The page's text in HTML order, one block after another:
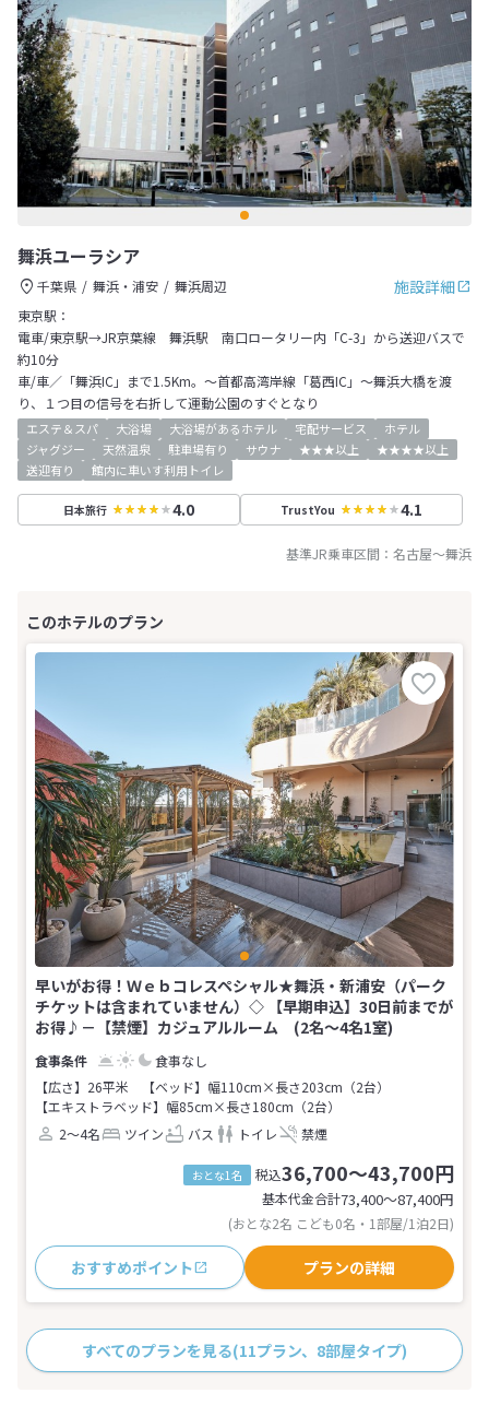
舞浜ユーラシア
施設詳細
千葉県 舞浜・浦安
舞浜周辺
東京駅：
電車/東京駅→JR京葉線 舞浜駅 南口ロータリー内「C-3」から送迎バスで
約10分
車/車／「舞浜IC」まで1.5Km。～首都高湾岸線「葛西IC」～舞浜大橋を渡
り、１つ目の信号を右折して運動公園のすぐとなり
エステ＆スパ 大浴場 大浴場があるホテル 宅配サービス
ホテル
ジャグジー
天然温泉 駐車場有り サウナ ★★★以上
★★★★以上
送迎有り
館内に車いす利用トイレ
日本旅行 4.0 TrustYou 4.1
基準JR乗車区間： 名古屋～舞浜
早いがお得！Ｗｅｂコレスペシャル★舞浜・新浦安（パーク
チケットは含まれていません）◇ 【早期申込】30日前までが
お得♪－【禁煙】カジュアルルーム (2名～4名1室)
食事なし
【広さ】26平米
【ベッド】幅110cm×長さ203cm（2台）
【エキストラベッド】幅85cm×長さ180cm（2台）
2～4名
ツイン バス トイレ 禁煙
おとな1名 税込36,700～43,700円
基本代金合計73,400〜87,400円
(おとな2名 こども0名・1部屋/1泊2日)
おすすめポイント プランの詳細
すべてのプランを見る(11プラン、8部屋タイプ)